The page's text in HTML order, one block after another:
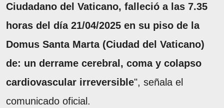
Ciudadano del Vaticano, falleció a las 7.35
horas del día 21/04/2025 en su piso de la
Domus Santa Marta (Ciudad del Vaticano)
de: un derrame cerebral, coma y colapso
cardiovascular irreversible", señala el
comunicado oficial.